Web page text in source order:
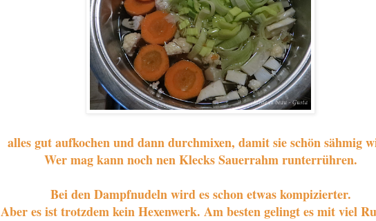
alles gut aufkochen und dann durchmixen, damit sie schön sähmig
Wer mag kann noch nen Klecks Sauerrahm runterrühren.
Bei den Dampfnudeln wird es schon etwas kompizierter.
Aber es ist trotzdem kein Hexenwerk. Am besten gelingt es mit viel